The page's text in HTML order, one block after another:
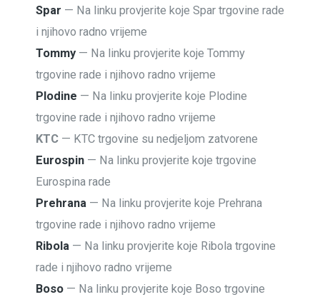
Spar — Na linku provjerite koje Spar trgovine rade
i njihovo radno vrijeme
Tommy — Na linku provjerite koje Tommy
trgovine rade i njihovo radno vrijeme
Plodine — Na linku provjerite koje Plodine
trgovine rade i njihovo radno vrijeme
KTC — KTC trgovine su nedjeljom zatvorene
Eurospin — Na linku provjerite koje trgovine
Eurospina rade
Prehrana — Na linku provjerite koje Prehrana
trgovine rade i njihovo radno vrijeme
Ribola — Na linku provjerite koje Ribola trgovine
rade i njihovo radno vrijeme
Boso — Na linku provjerite koje Boso trgovine